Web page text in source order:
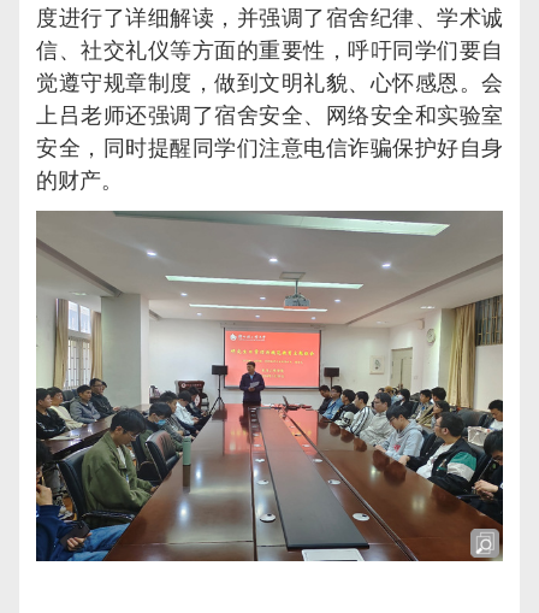
度进行了详细解读，并强调了宿舍纪律、学术诚
信、社交礼仪等方面的重要性 ， 呼吁同学们要自
觉遵守规章制度，做到文明礼貌、心怀感恩。 会
上 吕老师还强调了宿舍安全、网络安全和实验室
安全，同时提醒同学们注意电信诈骗保护好自身
的财产。